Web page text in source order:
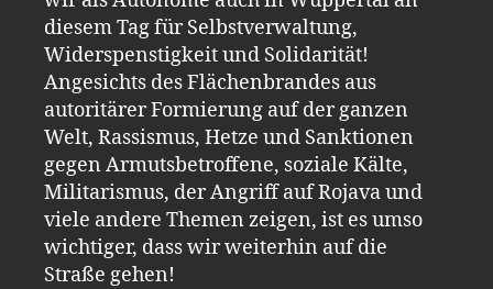
diesem Tag für Selbstverwaltung,
Widerspenstigkeit und Solidarität!
Angesichts des Flächenbrandes aus
autoritärer Formierung auf der ganzen
Welt, Rassismus, Hetze und Sanktionen
gegen Armutsbetroffene, soziale Kälte,
Militarismus, der Angriff auf Rojava und
viele andere Themen zeigen, ist es umso
wichtiger, dass wir weiterhin auf die
Straße gehen!